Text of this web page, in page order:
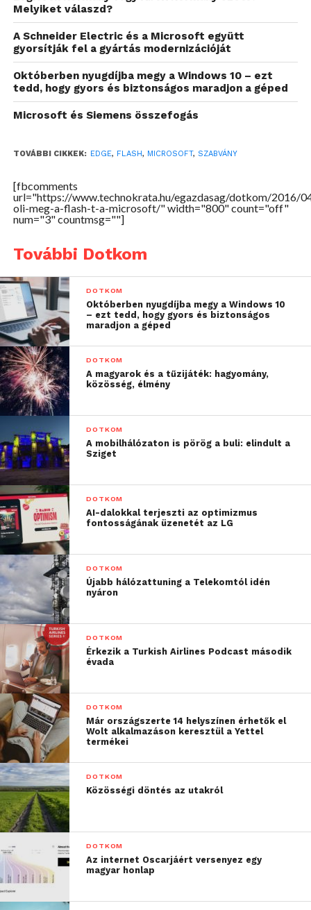
Melyiket válaszd?
A Schneider Electric és a Microsoft együtt
gyorsítják fel a gyártás modernizációját
Októberben nyugdíjba megy a Windows 10 – ezt
tedd, hogy gyors és biztonságos maradjon a géped
Microsoft és Siemens összefogás
TOVÁBBI CIKKEK: EDGE, FLASH, MICROSOFT, SZABVÁNY
[fbcomments
url="https://www.technokrata.hu/egazdasag/dotkom/2016/
oli-meg-a-flash-t-a-microsoft/" width="800" count="off"
num="3" countmsg=""]
További Dotkom
DOTKOM
Októberben nyugdíjba megy a Windows 10
– ezt tedd, hogy gyors és biztonságos
maradjon a géped
DOTKOM
A magyarok és a tűzijáték: hagyomány,
közösség, élmény
DOTKOM
A mobilhálózaton is pörög a buli: elindult a
Sziget
DOTKOM
AI-dalokkal terjeszti az optimizmus
fontosságának üzenetét az LG
DOTKOM
Újabb hálózattuning a Telekomtól idén
nyáron
DOTKOM
Érkezik a Turkish Airlines Podcast második
évada
DOTKOM
Már országszerte 14 helyszínen érhetők el
Wolt alkalmazáson keresztül a Yettel
termékei
DOTKOM
Közösségi döntés az utakról
DOTKOM
Az internet Oscarjáért versenyez egy
magyar honlap